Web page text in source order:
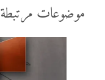
موضوعات مرتبطة